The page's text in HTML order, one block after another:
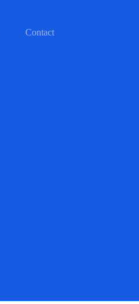
Contact